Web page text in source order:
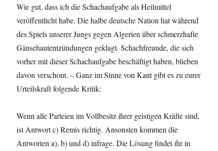
Wie gut, dass ich die Schachaufgabe als Heilmittel
veröffentlicht habe. Die halbe deutsche Nation hat während
des Spiels unserer Jungs gegen Algerien über schmerzhafte
Gänsehautentzündungen geklagt. Schachfreunde, die sich
vorher mit dieser Schachaufgabe beschäftigt haben, blieben
davon verschont. – Ganz im Sinne von Kant gibt es zu eurer
Urteilskraft folgende Kritik:
Wenn alle Parteien im Vollbesitz ihrer geistigen Kräfte sind,
ist Antwort c) Remis richtig. Ansonsten kommen die
Antworten a), b) und d) infrage. Die Lösung findet ihr in